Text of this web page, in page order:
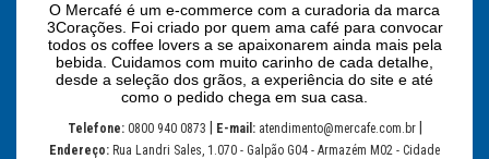
O Mercafé é um e-commerce com a curadoria da marca
3Corações. Foi criado por quem ama café para convocar
todos os coffee lovers a se apaixonarem ainda mais pela
bebida. Cuidamos com muito carinho de cada detalhe,
desde a seleção dos grãos, a experiência do site e até
como o pedido chega em sua casa.
Telefone: 0800 940 0873 E-mail:atendimento@mercafe.com.br
Endereço: Rua Landri Sales, 1.070 - Galpão G04 - Armazém M02 - Cidade